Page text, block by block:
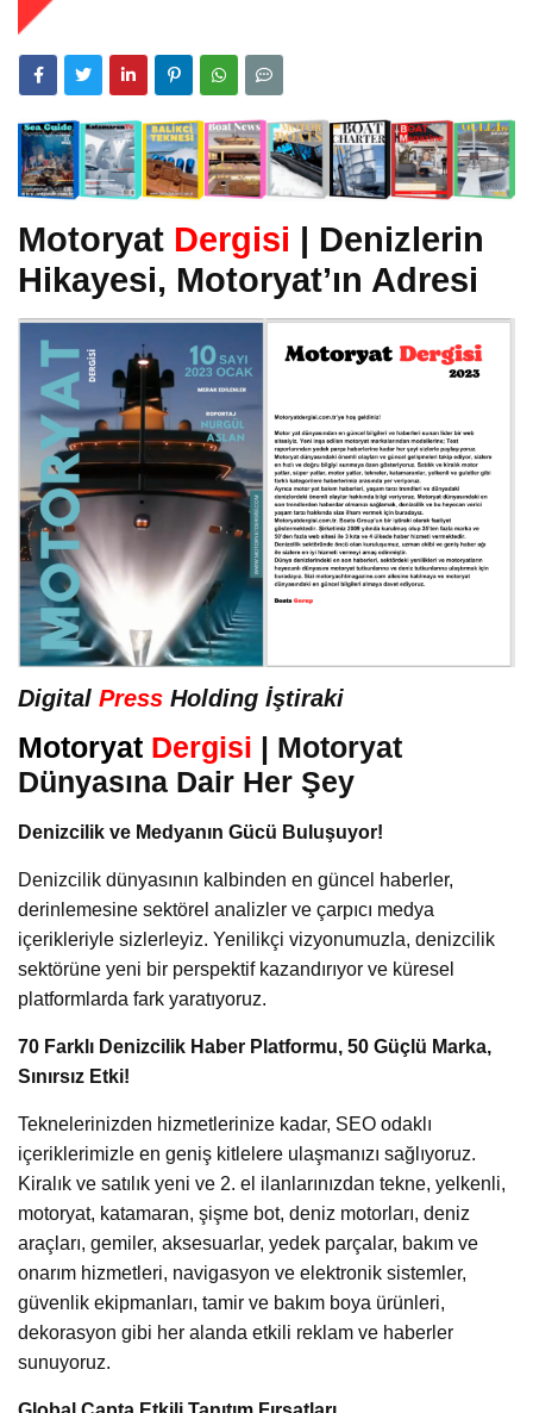
Motoryat Dergisi | Denizlerin
Hikayesi, Motoryat’ın Adresi
Digital Press Holding İştiraki
Motoryat Dergisi | Motoryat
Dünyasına Dair Her Şey
Denizcilik ve Medyanın Gücü Buluşuyor!
Denizcilik dünyasının kalbinden en güncel haberler,
derinlemesine sektörel analizler ve çarpıcı medya
içerikleriyle sizlerleyiz. Yenilikçi vizyonumuzla, denizcilik
sektörüne yeni bir perspektif kazandırıyor ve küresel
platformlarda fark yaratıyoruz.
70 Farklı Denizcilik Haber Platformu, 50 Güçlü Marka,
Sınırsız Etki!
Teknelerinizden hizmetlerinize kadar, SEO odaklı
içeriklerimizle en geniş kitlelere ulaşmanızı sağlıyoruz.
Kiralık ve satılık yeni ve 2. el ilanlarınızdan tekne, yelkenli,
motoryat, katamaran, şişme bot, deniz motorları, deniz
araçları, gemiler, aksesuarlar, yedek parçalar, bakım ve
onarım hizmetleri, navigasyon ve elektronik sistemler,
güvenlik ekipmanları, tamir ve bakım boya ürünleri,
dekorasyon gibi her alanda etkili reklam ve haberler
sunuyoruz.